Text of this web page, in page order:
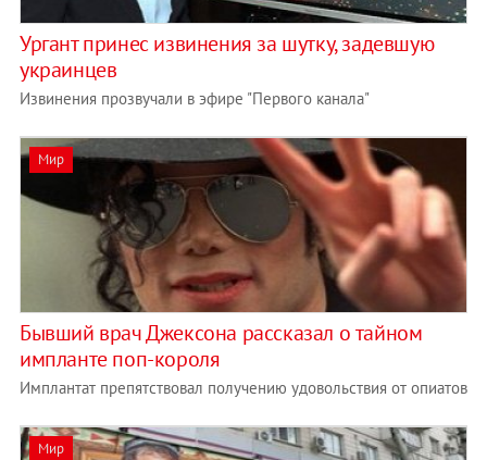
Ургант принес извинения за шутку, задевшую
украинцев
Извинения прозвучали в эфире "Первого канала"
Мир
Бывший врач Джексона рассказал о тайном
импланте поп-короля
Имплантат препятствовал получению удовольствия от опиатов
Мир